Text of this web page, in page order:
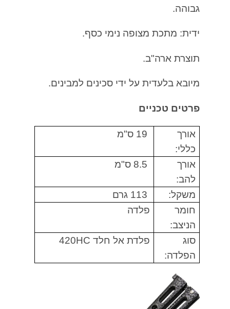
גבוהה.
ידית: מתכת מצופה נימי כסף.
תוצרת ארה"ב.
מיובא בלעדית על ידי סכינים למבינים.
פרטים טכניים
אורך
כללי:
אורך
להב:
משקל:
חומר
הניצב:
פלדה
סוג
הפלדה:
פלדת אל חלד 420HC